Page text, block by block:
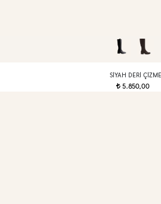
SIYAH DERI ÇIZME
t 5.850,00